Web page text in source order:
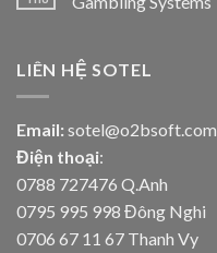
LIÊN HỆ SOTEL
Email: sotel@o2bsoft.com
Điện thoại:
0788 727476 Q.Anh
0795 995 998 Đông Nghi
0706 67 11 67 Thanh Vy